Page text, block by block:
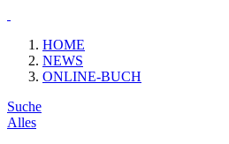
HOME
NEWS
ONLINE-BUCH
Suche
Alles